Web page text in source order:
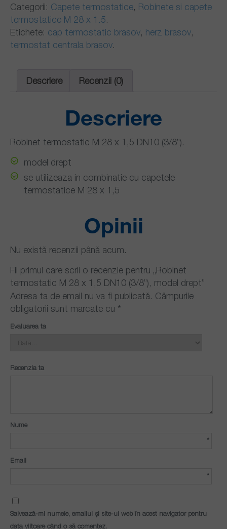
Categorii: Capete termostatice, Robinete si capete
termostatice M 28 x 1.5.
Etichete: cap termostatic brasov, herz brasov,
termostat centrala brasov.
Descriere Recenzii (0)
Descriere
Robinet termostatic M 28 x 1,5 DN10 (3/8”).
model drept
se utilizeaza in combinatie cu capetele
termostatice M 28 x 1,5
Opinii
Nu există recenzii până acum.
Fii primul care scrii o recenzie pentru „Robinet
termostatic M 28 x 1,5 DN10 (3/8”), model drept”
Adresa ta de email nu va fi publicată. Câmpurile
obligatorii sunt marcate cu *
Evaluarea ta
Recenzia ta
Nume
*
Email
*
Salvează-mi numele, emailul și site-ul web în acest navigator pentru
data viitoare când o să comentez.